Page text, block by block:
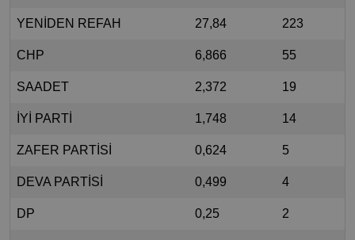
YENİDEN REFAH 27,84 223
CHP 6,866 55
SAADET 2,372 19
İYİ PARTİ 1,748 14
ZAFER PARTİSİ 0,624 5
DEVA PARTİSİ 0,499 4
DP 0,25 2